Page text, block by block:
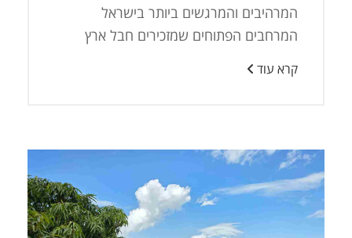
המרהיבים והמרגשים ביותר בישראל
המרחבים הפתוחים שמזכירים חבל ארץ
קרא עוד